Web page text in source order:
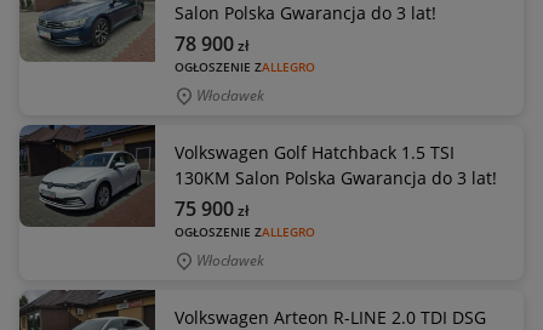
Salon Polska Gwarancja do 3 lat!
OGŁOSZENIE ZALLEGRO
78 900zł
Włocławek
Volkswagen Golf Hatchback 1.5 TSI
130KM Salon Polska Gwarancja do 3 lat!
OGŁOSZENIE ZALLEGRO
75 900zł
Włocławek
Volkswagen Arteon R-LINE 2.0 TDI DSG